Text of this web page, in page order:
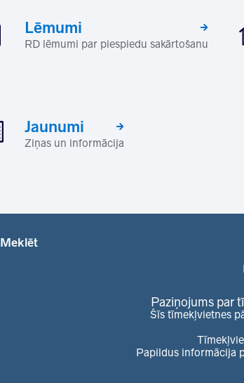
Lēmumi
RD lēmumi par piespiedu sakārtošanu
Jaunumi
Ziņas un informācija
Meklēt
Paziņojums par
Šīs tīmekļvietnes
Papildus informācija